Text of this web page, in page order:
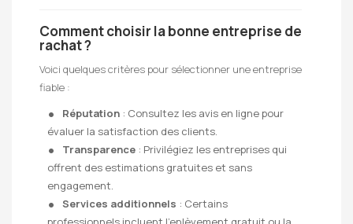
Comment choisir la bonne entreprise de
rachat ?
Voici quelques critères pour sélectionner une entreprise
fiable :
Réputation : Consultez les avis en ligne pour
évaluer la satisfaction des clients.
Transparence : Privilégiez les entreprises qui
offrent des estimations gratuites et sans
engagement.
Services additionnels : Certains